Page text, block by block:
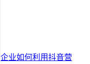
企业如何利用抖音营